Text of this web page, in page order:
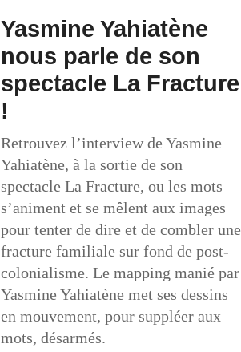
Yasmine Yahiatène
nous parle de son
spectacle La Fracture
!
Retrouvez l’interview de Yasmine
Yahiatène, à la sortie de son
spectacle La Fracture, ou les mots
s’animent et se mêlent aux images
pour tenter de dire et de combler une
fracture familiale sur fond de post-
colonialisme. Le mapping manié par
Yasmine Yahiatène met ses dessins
en mouvement, pour suppléer aux
mots, désarmés.